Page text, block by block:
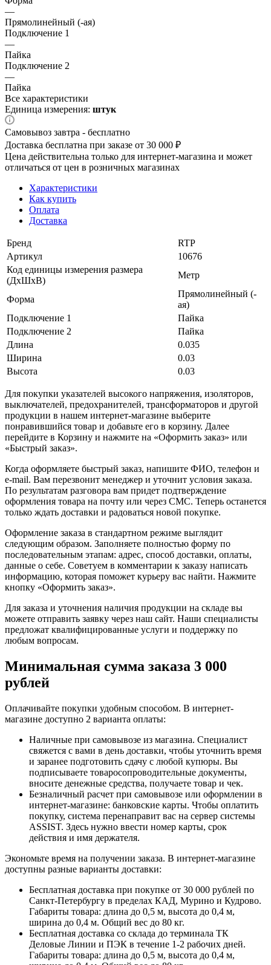
—
Прямолинейный (-ая)
Подключение 1
—
Пайка
Подключение 2
—
Пайка
Все характеристики
Единица измерения: штук
Самовывоз завтра - бесплатно
Доставка бесплатна при заказе от 30 000 ₽
Цена действительна только для интернет-магазина и может
отличаться от цен в розничных магазинах
Характеристики
Как купить
Оплата
Доставка
Бренд
RTP
Артикул
10676
Код единицы измерения размера
(ДхШхВ)
Метр
Форма
Прямолинейный (-
ая)
Подключение 1
Пайка
Подключение 2
Пайка
Длина
0.035
Ширина
0.03
Высота
0.03
Для покупки указателей высокого напряжения, изоляторов,
выключателей, предохранителей, трансформаторов и другой
продукции в нашем интернет-магазине выберите
понравившийся товар и добавьте его в корзину. Далее
перейдите в Корзину и нажмите на «Оформить заказ» или
«Быстрый заказ».
Когда оформляете быстрый заказ, напишите ФИО, телефон и
e-mail. Вам перезвонит менеджер и уточнит условия заказа.
По результатам разговора вам придет подтверждение
оформления товара на почту или через СМС. Теперь останется
только ждать доставки и радоваться новой покупке.
Оформление заказа в стандартном режиме выглядит
следующим образом. Заполняете полностью форму по
последовательным этапам: адрес, способ доставки, оплаты,
данные о себе. Советуем в комментарии к заказу написать
информацию, которая поможет курьеру вас найти. Нажмите
кнопку «Оформить заказ».
Для заказа и уточнения наличия продукции на складе вы
можете отправить заявку через наш сайт. Наши специалисты
предложат квалифицированные услуги и поддержку по
любым вопросам.
Минимальная сумма заказа 3 000
рублей
Оплачивайте покупки удобным способом. В интернет-
магазине доступно 2 варианта оплаты:
Наличные при самовывозе из магазина. Специалист
свяжется с вами в день доставки, чтобы уточнить время
и заранее подготовить сдачу с любой купюры. Вы
подписываете товаросопроводительные документы,
вносите денежные средства, получаете товар и чек.
Безналичный расчет при самовывозе или оформлении в
интернет-магазине: банковские карты. Чтобы оплатить
покупку, система перенаправит вас на сервер системы
ASSIST. Здесь нужно ввести номер карты, срок
действия и имя держателя.
Экономьте время на получении заказа. В интернет-магазине
доступны разные варианты доставки:
Бесплатная доставка при покупке от 30 000 рублей по
Санкт-Петербургу в пределах КАД, Мурино и Кудрово.
Габариты товара: длина до 0,5 м, высота до 0,4 м,
ширина до 0,4 м. Общий вес до 80 кг.
Бесплатная доставка со склада до терминала ТК
Деловые Линии и ПЭК в течение 1-2 рабочих дней.
Габариты товара: длина до 0,5 м, высота до 0,4 м,